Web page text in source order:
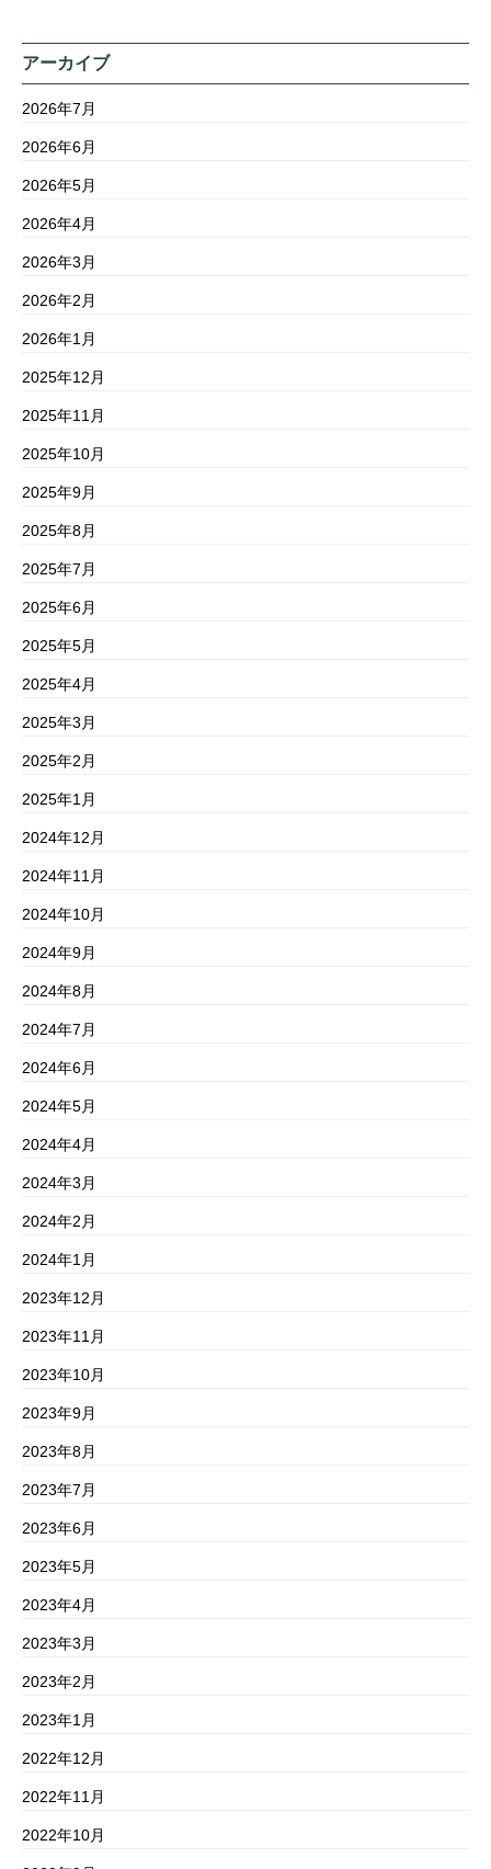
アーカイブ
2026年7月
2026年6月
2026年5月
2026年4月
2026年3月
2026年2月
2026年1月
2025年12月
2025年11月
2025年10月
2025年9月
2025年8月
2025年7月
2025年6月
2025年5月
2025年4月
2025年3月
2025年2月
2025年1月
2024年12月
2024年11月
2024年10月
2024年9月
2024年8月
2024年7月
2024年6月
2024年5月
2024年4月
2024年3月
2024年2月
2024年1月
2023年12月
2023年11月
2023年10月
2023年9月
2023年8月
2023年7月
2023年6月
2023年5月
2023年4月
2023年3月
2023年2月
2023年1月
2022年12月
2022年11月
2022年10月